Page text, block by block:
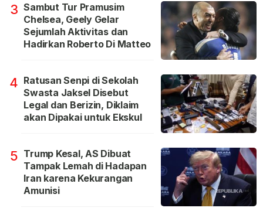
3 Sambut Tur Pramusim
Chelsea, Geely Gelar
Sejumlah Aktivitas dan
Hadirkan Roberto Di Matteo
4 Ratusan Senpi di Sekolah
Swasta Jaksel Disebut
Legal dan Berizin, Diklaim
akan Dipakai untuk Ekskul
5 Trump Kesal, AS Dibuat
Tampak Lemah di Hadapan
Iran karena Kekurangan
Amunisi